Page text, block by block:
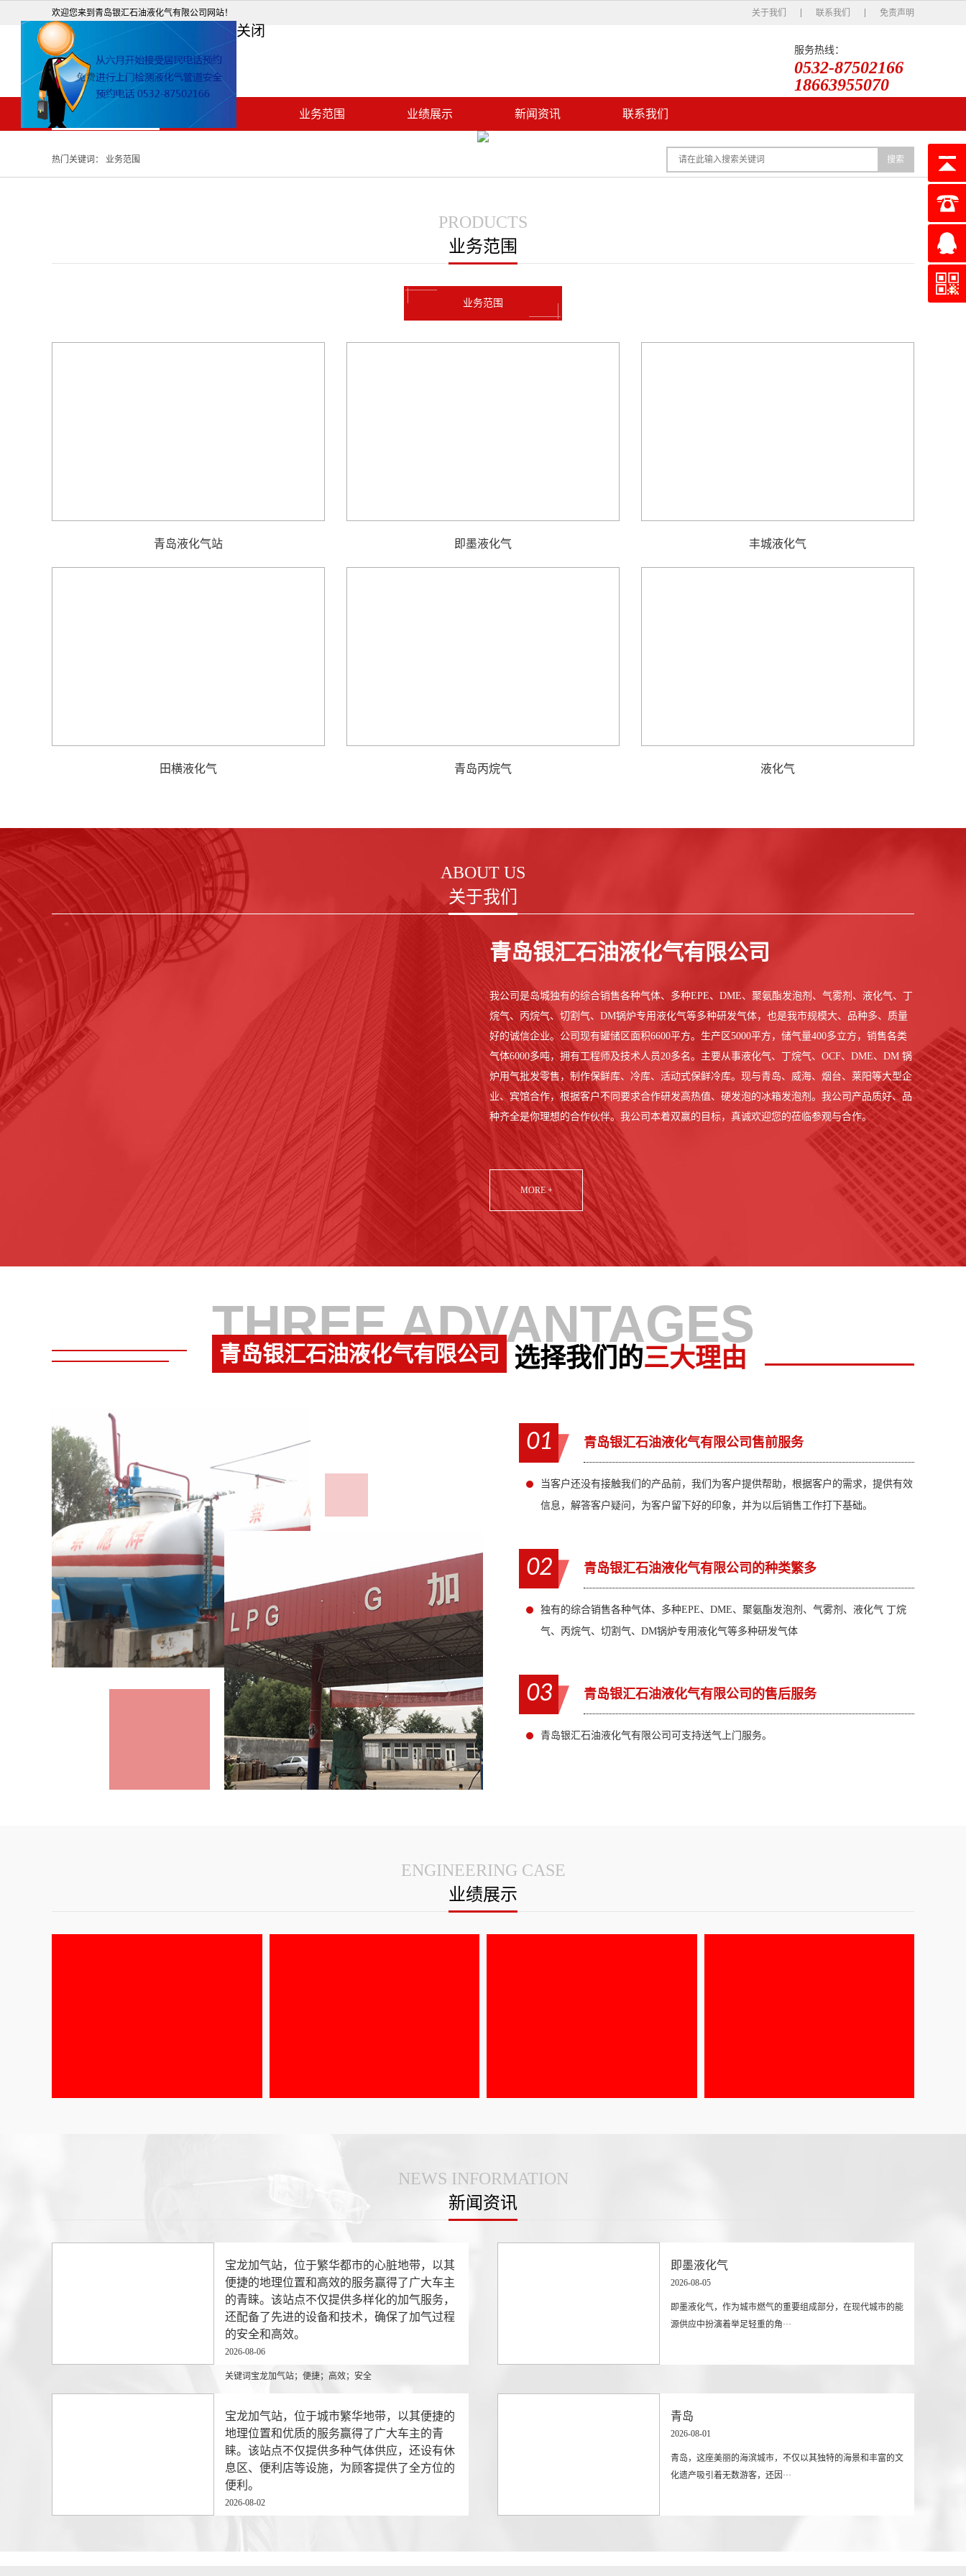
欢迎您来到青岛银汇石油液化气有限公司网站！ 关于我们 联系我们 免责声明
服务热线：
0532-87502166
18663955070
业务范围 业绩展示 新闻资讯 联系我们
热门关键词： 业务范围 搜索
PRODUCTS
业务范围
业务范围
青岛液化气站 即墨液化气 丰城液化气​
田横液化气 青岛丙烷气 液化气
ABOUT US
关于我们
青岛银汇石油液化气有限公司
我公司是岛城独有的综合销售各种气体、多种EPE、DME、聚氨酯发泡剂、气雾剂、液化气、丁
烷气、丙烷气、切割气、DM锅炉专用液化气等多种研发气体，也是我市规模大、品种多、质量
好的诚信企业。公司现有罐储区面积6600平方。生产区5000平方，储气量400多立方，销售各类
气体6000多吨，拥有工程师及技术人员20多名。主要从事液化气、丁烷气、OCF、DME、DM 锅
炉用气批发零售，制作保鲜库、冷库、活动式保鲜冷库。现与青岛、威海、烟台、莱阳等大型企
业、宾馆合作，根据客户不同要求合作研发高热值、硬发泡的冰箱发泡剂。我公司产品质好、品
种齐全是你理想的合作伙伴。我公司本着双赢的目标，真诚欢迎您的莅临参观与合作。
MORE +
THREE ADVANTAGES
青岛银汇石油液化气有限公司 选择我们的三大理由
01 青岛银汇石油液化气有限公司售前服务
当客户还没有接触我们的产品前，我们为客户提供帮助，根据客户的需求，提供有效
信息，解答客户疑问，为客户留下好的印象，并为以后销售工作打下基础。
02 青岛银汇石油液化气有限公司的种类繁多
独有的综合销售各种气体、多种EPE、DME、聚氨酯发泡剂、气雾剂、液化气 丁烷
气、丙烷气、切割气、DM锅炉专用液化气等多种研发气体
03 青岛银汇石油液化气有限公司的售后服务
青岛银汇石油液化气有限公司可支持送气上门服务。
ENGINEERING CASE
业绩展示
NEWS INFORMATION
新闻资讯
宝龙加气站，位于繁华都市的心脏地带，以其
便捷的地理位置和高效的服务赢得了广大车主
的青睐。该站点不仅提供多样化的加气服务，
还配备了先进的设备和技术，确保了加气过程
的安全和高效。
2026-08-06
关键词宝龙加气站；便捷；高效；安全
即墨液化气
2026-08-05
即墨液化气，作为城市燃气的重要组成部分，在现代城市的能
源供应中扮演着举足轻重的角···
宝龙加气站，位于城市繁华地带，以其便捷的
地理位置和优质的服务赢得了广大车主的青
睐。该站点不仅提供多种气体供应，还设有休
息区、便利店等设施，为顾客提供了全方位的
便利。
2026-08-02
青岛
2026-08-01
青岛，这座美丽的海滨城市，不仅以其独特的海景和丰富的文
化遗产吸引着无数游客，还因···
关闭